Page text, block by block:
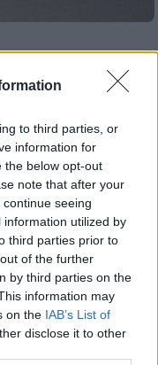
to third parties, or
information for
the below opt-out
note that after your
seeing
utilized by
third parties prior to
of the further
by third parties on the
information may
on the IAB’s List of
disclose it to other
18χρονο
«λόγω